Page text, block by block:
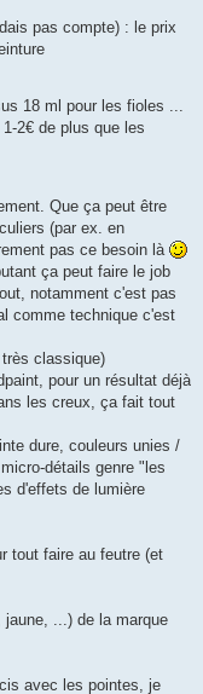
pas compte) : le prix
18 ml pour les fioles ...
2€ de plus que les
Que ça peut être
(par ex. en
pas ce besoin là
ça peut faire le job
notamment c'est pas
comme technique c'est
classique)
pour un résultat déjà
les creux, ça fait tout
dure, couleurs unies /
détails genre "les
d'effets de lumière
tout faire au feutre (et
...) de la marque
avec les pointes, je